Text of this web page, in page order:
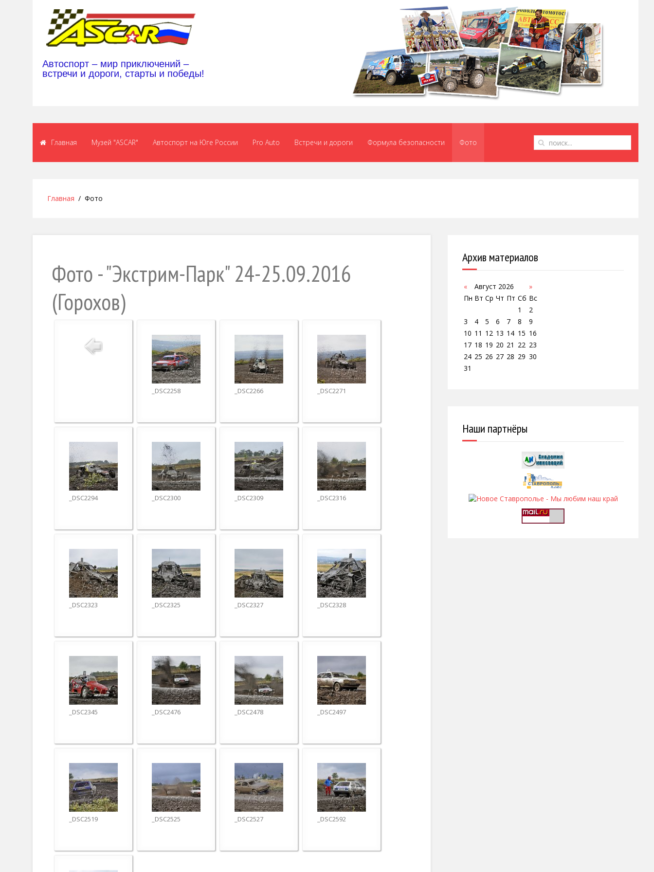
Автоспорт – мир приключений –
встречи и дороги, старты и победы!
Главная Музей "ASCAR" Автоспорт на Юге России Pro Auto Встречи и дороги Формула безопасности Фото
Главная Фото
Фото - "Экстрим-Парк" 24-25.09.2016
(Горохов)
_DSC2258 _DSC2266 _DSC2271
_DSC2294 _DSC2300 _DSC2309 _DSC2316
_DSC2323 _DSC2325 _DSC2327 _DSC2328
_DSC2345 _DSC2476 _DSC2478 _DSC2497
_DSC2519 _DSC2525 _DSC2527 _DSC2592
Архив материалов
« Август 2026
»
Пн Вт Ср Чт Пт Сб Вс
1
2
3
4 5 6 7 8
9
10 11 12 13 14 15 16
17 18 19 20 21 22 23
24 25 26 27 28 29 30
31
Наши партнёры